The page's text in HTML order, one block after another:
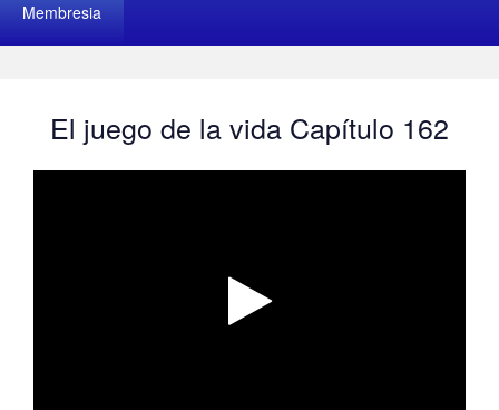
Membresia
El juego de la vida Capítulo 162